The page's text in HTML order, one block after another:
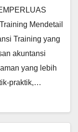
Mendetail
Training yang
akuntansi
yang lebih
praktik,…